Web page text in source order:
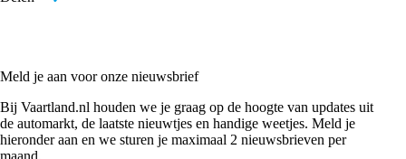
Meld je aan voor onze nieuwsbrief
Bij Vaartland.nl houden we je graag op de hoogte van updates uit
de automarkt, de laatste nieuwtjes en handige weetjes. Meld je
hieronder aan en we sturen je maximaal 2 nieuwsbrieven per
maand.